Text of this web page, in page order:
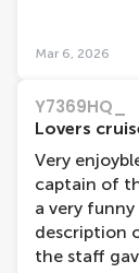
Mar 6, 2026
Y7369HQ_
Lovers
Very
captain of
a very
description
the staff